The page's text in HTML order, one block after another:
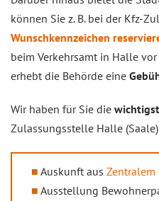
können Sie z. B. bei der Kfz-
Wunschkennzeichen
beim Verkehrsamt in Halle
erhebt die Behörde eine
Wir haben für Sie die
Zulassungsstelle Halle
Auskunft aus Zentralem
Ausstellung